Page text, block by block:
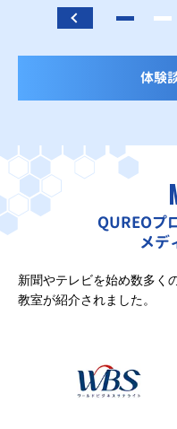
体験
QUREOプ
メデ
新聞やテレビを始め数多く
教室が紹介されました。